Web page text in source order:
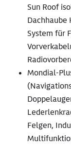
Sun Roof
Dachhaube
System für
Mondial-
Felgen,